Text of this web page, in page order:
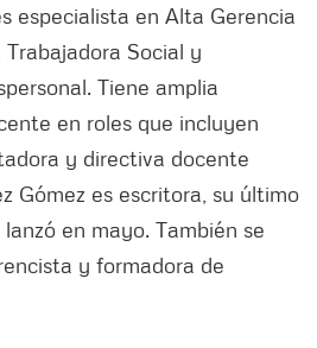
especialista en Alta Gerencia
Social y
Tiene amplia
en roles que incluyen
y directiva docente
Gómez es escritora, su último
lanzó en mayo. También se
y formadora de